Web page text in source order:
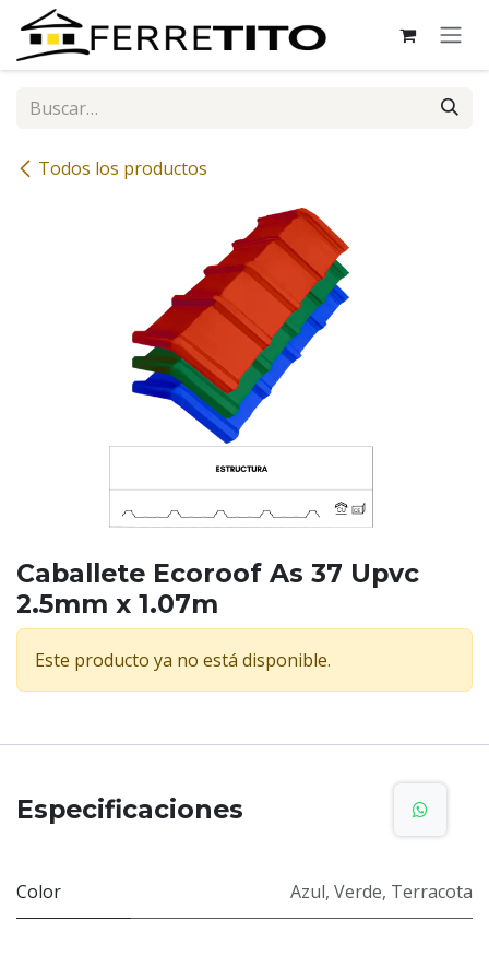
Ir al contenido
Todos los productos
Caballete Ecoroof As 37 Upvc
2.5mm x 1.07m
Este producto ya no está disponible.
Especificaciones
Color Azul, Verde, Terracota